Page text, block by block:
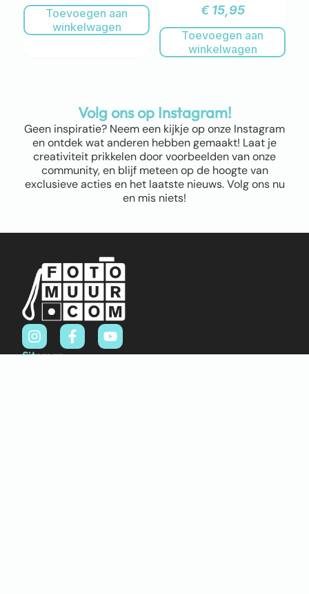
Toevoegen aan
winkelwagen
€15,95
Toevoegen aan
winkelwagen
Volg ons op Instagram!
Geen inspiratie? Neem een kijkje op onze Instagram
en ontdek wat anderen hebben gemaakt! Laat je
creativiteit prikkelen door voorbeelden van onze
community, en blijf meteen op de hoogte van
exclusieve acties en het laatste nieuws. Volg ons nu
en mis niets!
Sitemap